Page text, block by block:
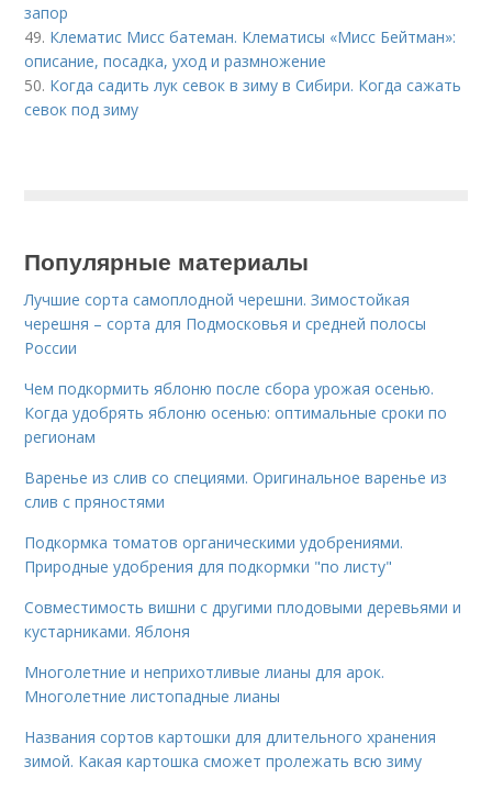
запор
49. Клематис Мисс батеман. Клематисы «Мисс Бейтман»:
описание, посадка, уход и размножение
50. Когда садить лук севок в зиму в Сибири. Когда сажать
севок под зиму
Популярные материалы
Лучшие сорта самоплодной черешни. Зимостойкая
черешня – сорта для Подмосковья и средней полосы
России
Чем подкормить яблоню после сбора урожая осенью.
Когда удобрять яблоню осенью: оптимальные сроки по
регионам
Варенье из слив со специями. Оригинальное варенье из
слив с пряностями
Подкормка томатов органическими удобрениями.
Природные удобрения для подкормки "по листу"
Совместимость вишни с другими плодовыми деревьями и
кустарниками. Яблоня
Многолетние и неприхотливые лианы для арок.
Многолетние листопадные лианы
Названия сортов картошки для длительного хранения
зимой. Какая картошка сможет пролежать всю зиму